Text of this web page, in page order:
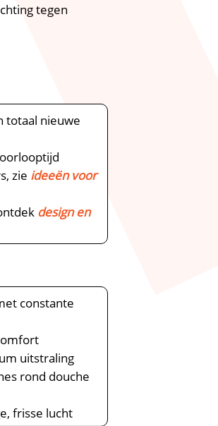
tegen
totaal nieuwe
zie ideeën voor
design en
constante
uitstraling
rond douche
frisse lucht